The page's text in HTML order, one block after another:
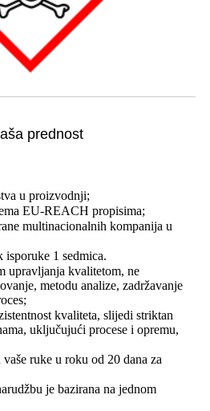
prednost
u proizvodnji;
EU-REACH propisima;
multinacionalnih kompanija u
1 sedmica.
upravljanja kvalitetom, ne
metodu analize, zadržavanje
kvaliteta, slijedi striktan
uključujući procese i opremu,
ruke u roku od 20 dana za
je bazirana na jednom